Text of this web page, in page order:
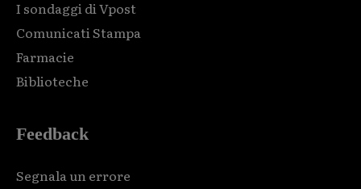
I sondaggi di Vpost
Comunicati Stampa
Farmacie
Biblioteche
Feedback
Segnala un errore